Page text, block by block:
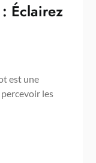
Éclairez
est une
les